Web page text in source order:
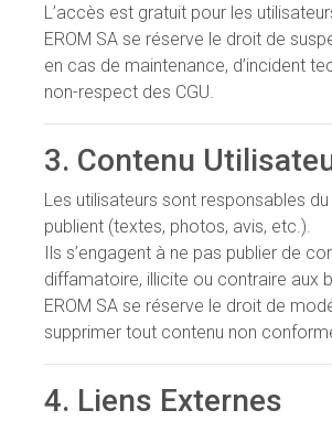
L’accès est gratuit pour les
EROM SA se réserve le droit de
en cas de maintenance, d’incident
non-respect des CGU.
3. Contenu
Les utilisateurs sont responsables du
publient (textes, photos, avis, etc.).
Ils s’engagent à ne pas publier de
diffamatoire, illicite ou contraire aux
EROM SA se réserve le droit de
supprimer tout contenu non
4. Liens Externes